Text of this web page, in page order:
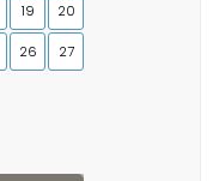
19 20
26 27